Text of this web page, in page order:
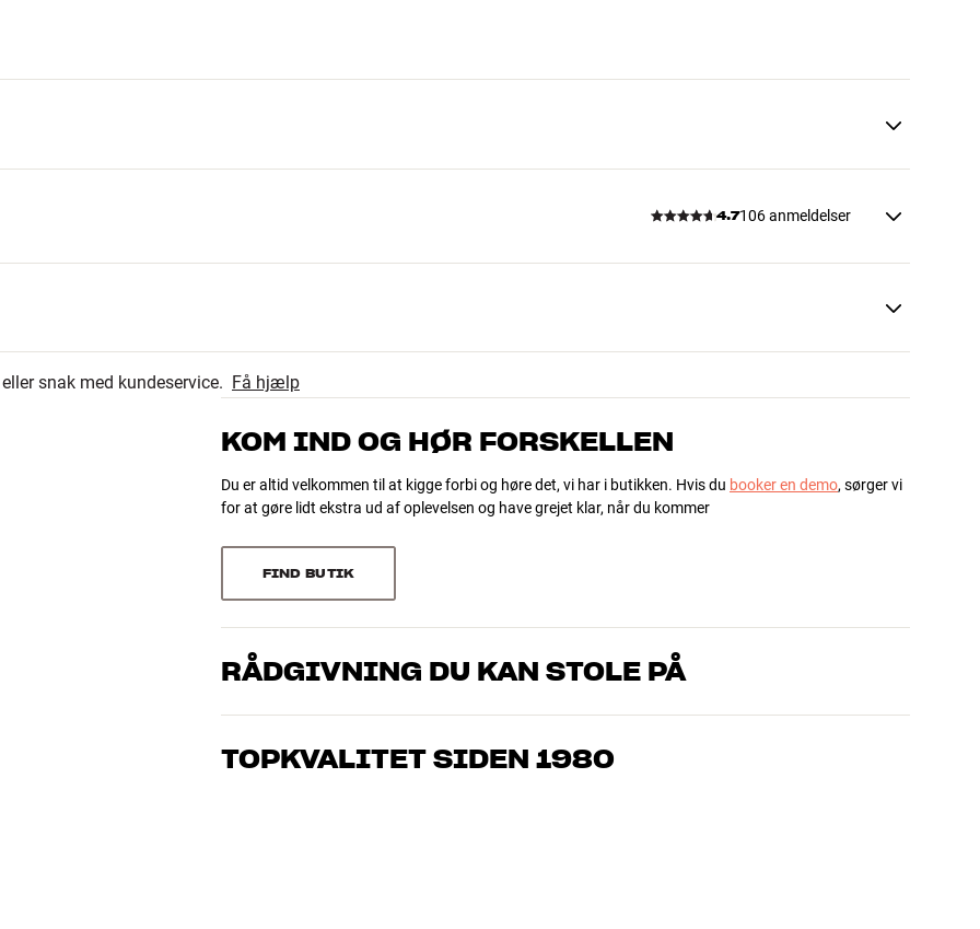
4.7106 anmeldelser
4.7
snak med kundeservice. Få hjælp
KOM IND OG HØR FORSKELLEN
Du er altid velkommen til at kigge forbi og høre det, vi har i butikken. Hvis du booker en demo, sørger vi
for at gøre lidt ekstra ud af oplevelsen og have grejet klar, når du kommer
FIND BUTIK
RÅDGIVNING DU KAN STOLE PÅ
Vores medarbejdere er ægte entusiaster, som kender produkterne og brænder for den gode lyd til både
dig og dit budget
TOPKVALITET SIDEN 1980